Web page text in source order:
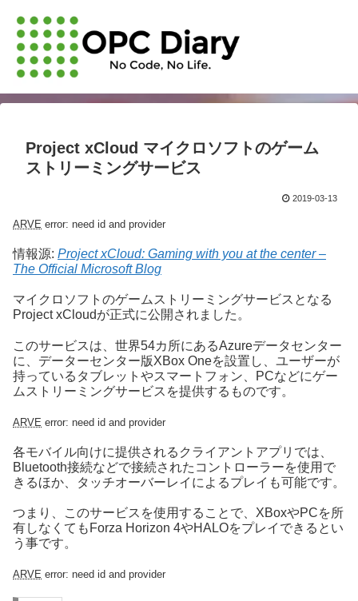
Project xCloud マイクロソフトのゲーム
ストリーミングサービス
2019-03-13
ARVE error: need id and provider
情報源: Project xCloud: Gaming with you at the center –
The Official Microsoft Blog
マイクロソフトのゲームストリーミングサービスとなる
Project xCloudが正式に公開されました。
このサービスは、世界54カ所にあるAzureデータセンター
に、データーセンター版XBox Oneを設置し、ユーザーが
持っているタブレットやスマートフォン、PCなどにゲー
ムストリーミングサービスを提供するものです。
ARVE error: need id and provider
各モバイル向けに提供されるクライアントアプリでは、
Bluetooth接続などで接続されたコントローラーを使用で
きるほか、タッチオーバーレイによるプレイも可能です。
つまり、このサービスを使用することで、XBoxやPCを所
有しなくてもForza Horizon 4やHALOをプレイできるとい
う事です。
ARVE error: need id and provider